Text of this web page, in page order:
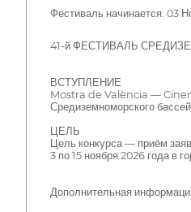
Фестиваль начинается: 03
41-й ФЕСТИВАЛЬ
ВСТУПЛЕНИЕ
Mostra de València —
Средиземноморского
ЦЕЛЬ
Цель конкурса — приём
3 по 15 ноября 2026 года в
Дополнительная